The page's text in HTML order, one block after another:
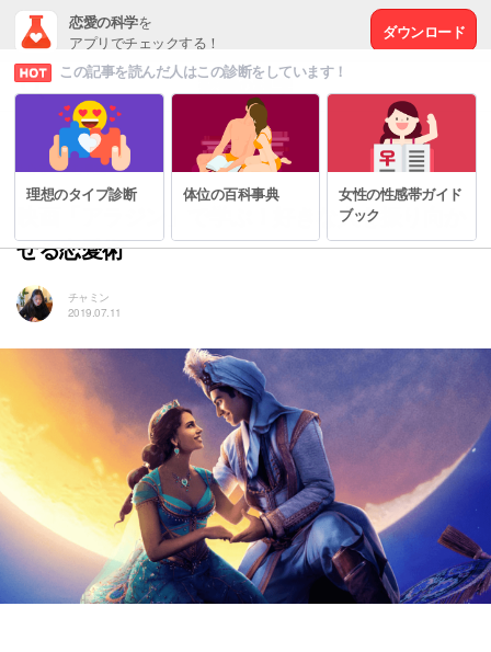
恋愛の科学を
アプリでチェックする！
ダウンロード
# 心をつかむ裏技
映画「アラジン」で学ぶ！好きな人を振り向か
せる恋愛術
チャミン
2019.07.11
この記事を読んだ人はこの診断をしています！
理想のタイプ診断 体位の百科事典
女性の性感帯ガイド
ブック